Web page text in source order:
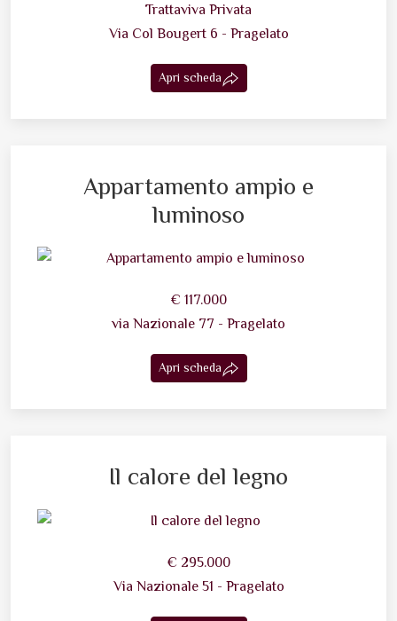
Trattaviva Privata
Via Col Bougert 6 - Pragelato
Apri scheda
Appartamento ampio e
luminoso
€ 117.000
via Nazionale 77 - Pragelato
Apri scheda
Il calore del legno
€ 295.000
Via Nazionale 51 - Pragelato